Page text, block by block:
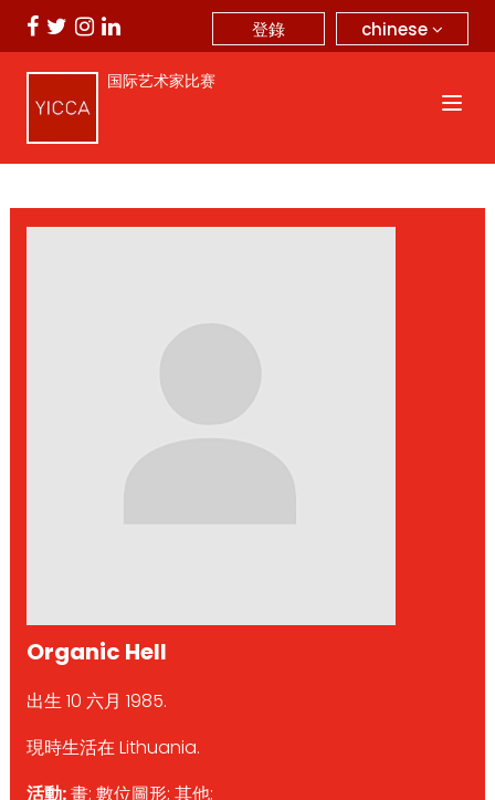
chinese
登錄
国际艺术家比赛
Organic Hell
出生 10 六月 1985.
現時生活在 Lithuania.
活動:畫; 數位圖形; 其他;